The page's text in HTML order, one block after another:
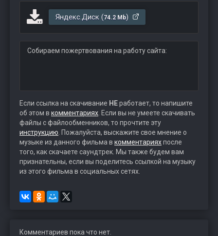
Яндекс.Диск (74.2 Mb)
Собираем пожертвования на работу сайта:
Если ссылка на скачивание НЕработает, то напишите
об этом в комментариях . Если вы не умеете скачивать
файлы с файлообменников, то прочтите эту
инструкцию . Пожалуйста, выскажите свое мнение о
музыке из данного фильма в комментарияхпосле
того, как скачаете саундтрек. Мы также будем вам
признательны, если вы поделитесь ссылкой на музыку
из этого фильма в социальных сетях.
Комментариев пока что нет.